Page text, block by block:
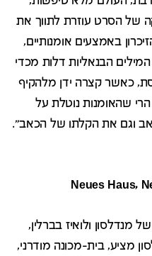
של הסרט עוזרת לתווך את
באמצעים אומנותיים,
הבנאליות דלות מכדי
כאשר קצרה ידן מלהקיף
שהאומנות נוטלת על
וגם את הקלתו של הכאב".
ולואיז בברלין,
מציע, בית-מכונה מודרני,